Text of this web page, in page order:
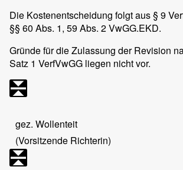
Die Kostenentscheidung folgt aus § 9
§§ 60 Abs. 1, 59 Abs. 2 VwGG.EKD.
Gründe für die Zulassung der Revision
Satz 1 VerfVwGG liegen nicht vor.
gez. Wollenteit
(Vorsitzende Richterin)